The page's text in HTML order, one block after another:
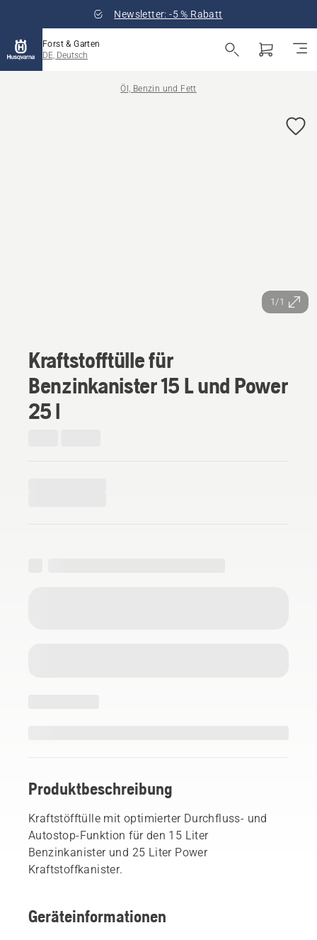
Newsletter: -5 % Rabatt
Forst & Garten
DE, Deutsch
Öl, Benzin und Fett
1/1
Kraftstofftülle für
Benzinkanister 15 L und Power
25 l
Produktbeschreibung
Kraftstöfftülle mit optimierter Durchfluss- und
Autostop-Funktion für den 15 Liter
Benzinkanister und 25 Liter Power
Kraftstoffkanister.
Geräteinformationen